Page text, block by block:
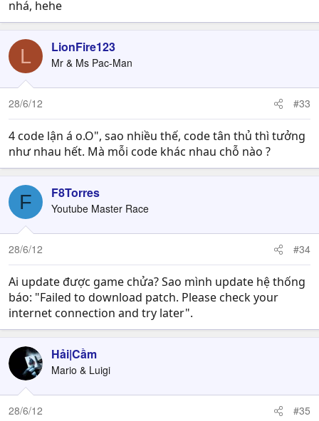
PRxxxxxxx
Sử dụng các Luckycode này như thế nào?
Bước 1: Vào Trang sự kiện
Luckycode, điền mã chống spam và click Nhận quà
Bước 2: Thông báo nhận quà thành công
Bước 3: Đăng nhập vào Game, tại Vương Thành tìm gặp
NPC Lãnh Thưởng Đại Sứ - Tôn Lệ, Chọn Nhận Phần
Sau khi hoàn tất các bước trên, Tướng Sĩ nhận thưởng
thành công sẽ nhận được tin báo từ hệ thống.
Mọi thắc mắc và yêu cầu hỗ trợ về game nhanh nhất, các
Tướng Sĩ hãy chọn một trong những cách sau:
☎ Hotline: 19006839 (sau đó bấm số 2 để gặp hỗ trợ)
✉ Email hỗ trợ:support@xeragame.com
Hãy xông pha và trải nghiệm cùng Thành Cát Tư Hãn 2!
Đại Nội Tổng Quản chấp bút!
nhá, hehe
L LionFire123
Mr & Ms Pac-Man
28/6/12 #33
4 code lận á o.O", sao nhiều thế, code tân thủ thì tưởng
như nhau hết. Mà mỗi code khác nhau chỗ nào ?
F F8Torres
Youtube Master Race
28/6/12 #34
Ai update được game chửa? Sao mình update hệ thống
báo: "Failed to download patch. Please check your
internet connection and try later".
Hải|Cầm
Mario & Luigi
28/6/12 #35